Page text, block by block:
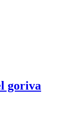
goriva